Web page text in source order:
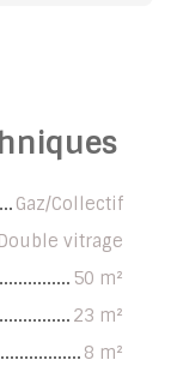
Gaz/Collectif
Double vitrage
50 m²
23 m²
8 m²